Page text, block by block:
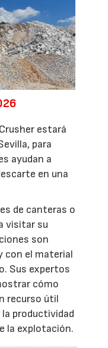
estará
para
ayudan a
en una
de canteras o
visitar su
son
con el material
Sus expertos
cómo
recurso útil
productividad
la explotación.